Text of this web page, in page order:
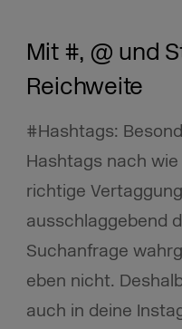
Mit #, @ und
Reichweite
#Hashtags:
Hashtags nach wie
richtige
ausschlaggebend
Suchanfrage
eben nicht.
auch in deine